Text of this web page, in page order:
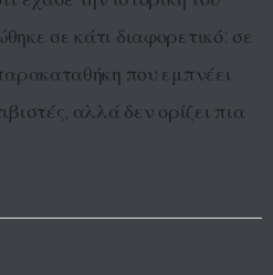
σε κάτι διαφορετικό: σε
που εμπνέει
αλλά δεν ορίζει πια